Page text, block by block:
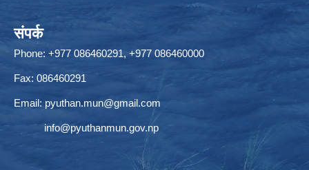
संपर्क
Phone: +977 086460291, +977 086460000
Fax: 086460291
Email: pyuthan.mun@gmail.com
info@pyuthanmun.gov.np